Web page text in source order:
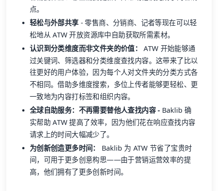
点。
轻松与外部共享- 零售商、分销商、记者等现在可以轻
松地从 ATW 开放资源库中自助获取所需素材。
认识到分类维度而非文件夹的价值：
ATW 开始能够通
过关键词、筛选器和分类维度查找内容。这带来了比以
往更好的用户体验，因为每个人对文件夹的分类方式各
不相同。借助多维度搜索，多位上传者能够更轻松、更
一致地为内容打标签和组织内容。
全球自助服务：不再需要替他人查找内容 -Baklib 确
实帮助 ATW 提高了效率，因为他们花在响应查找内容
请求上的时间大幅减少了。
为创新创造更多时间：
Baklib 为 ATW 节省了宝贵时
间，可用于更多创意构思——由于营销运营效率的提
高，他们拥有了更多创新时间。